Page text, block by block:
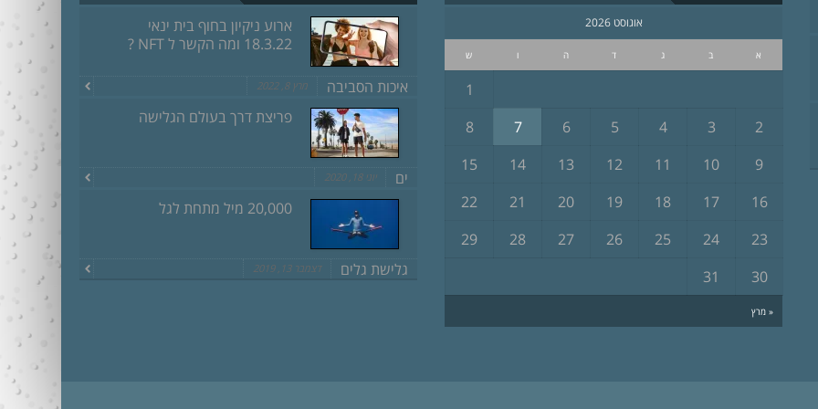
אוגוסט 2026
א ב ג ד ה ו ש
« מרץ
1
2
3
4
5
6
7
8
9
10
11
12
13
14
15
16
17
18
19
20
21
22
23
24
25
26
27
28
29
30
31
ארוע ניקיון בחוף בית ינאי
18.3.22 ומה הקשר ל NFT ?
איכות הסביבה מרץ 8, 2022
פריצת דרך בעולם הגלישה
ים יוני 18, 2020
20,000 מיל מתחת לגל
גלישת גלים דצמבר 13, 2019